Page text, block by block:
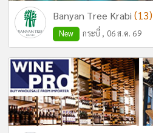
Banyan Tree Krabi(13)
New กระบี่ , 06 ส.ค. 69